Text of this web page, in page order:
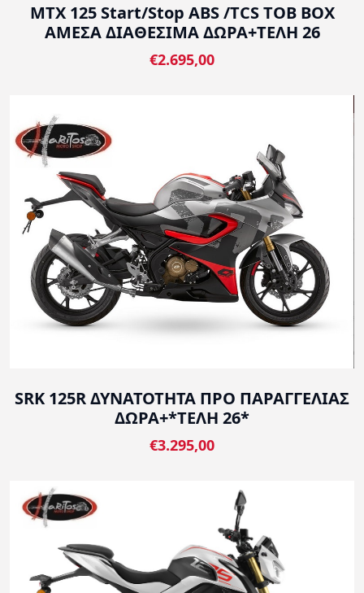
MTX 125 Start/Stop ABS /TCS TOB BOX
ΑΜΕΣΑ ΔΙΑΘΕΣΙΜΑ ΔΩΡΑ+ΤΕΛΗ 26
€2.695,00
SRK 125R ΔΥΝΑΤΟΤΗΤΑ ΠΡΟ ΠΑΡΑΓΓΕΛΙΑΣ
ΔΩΡΑ+*ΤΕΛΗ 26*
€3.295,00